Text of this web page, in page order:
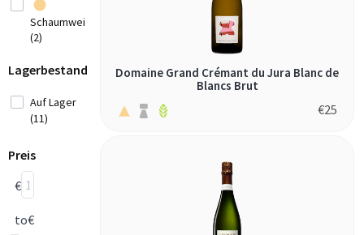
Schaumwein
(2)
Lagerbestand
Auf Lager
(11)
Preis
€
to€
Domaine Grand Crémant du Jura Blanc de
Blancs Brut
€25